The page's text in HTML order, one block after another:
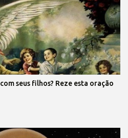
seus filhos? Reze esta oração